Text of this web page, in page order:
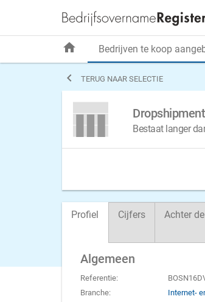
 TERUG NAAR SELECTIE
Bestaat langer
Profiel Cijfers Achter
Algemeen
Referentie:
Branche:
Internet-
home Bedrijven te koop